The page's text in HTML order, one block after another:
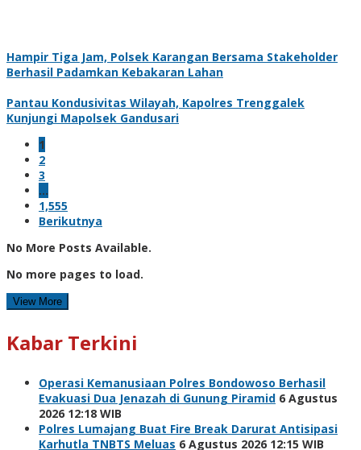
Hampir Tiga Jam, Polsek Karangan Bersama Stakeholder
Berhasil Padamkan Kebakaran Lahan
Pantau Kondusivitas Wilayah, Kapolres Trenggalek
Kunjungi Mapolsek Gandusari
1
2
3
…
1,555
Berikutnya
No More Posts Available.
No more pages to load.
View More
Kabar Terkini
Operasi Kemanusiaan Polres Bondowoso Berhasil
Evakuasi Dua Jenazah di Gunung Piramid 6 Agustus
2026 12:18 WIB
Polres Lumajang Buat Fire Break Darurat Antisipasi
Karhutla TNBTS Meluas 6 Agustus 2026 12:15 WIB